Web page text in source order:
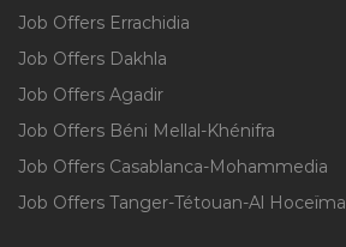
Job Offers Errachidia
Job Offers Dakhla
Job Offers Agadir
Job Offers Béni Mellal-Khénifra
Job Offers Casablanca-Mohammedia
Job Offers Tanger-Tétouan-Al Hoceïma